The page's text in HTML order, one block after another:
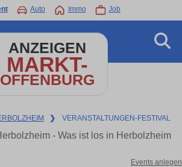
Auto Immo Job
ANZEIGEN
MARKT-
OFFENBURG
❯ VERANSTALTUNGEN-FESTIVAL
- Was ist los in Herbolzheim
Events anlegen